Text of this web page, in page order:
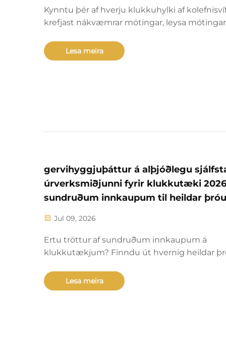
Kynntu þér af hverju klukkuhylki af
krefjast nákvæmrar mótingar, leysa
Lærðu um verkfræðilegar viðskiptaákvörðunir,
lausnir á raunverulegum villaatriðum og
Lesa meira
gervihyggjuþáttur á alþjóðlegu
úrverksmiðjunni fyrir klukkutæki
sundruðum innkaupum til heildar
Jul 09, 2026
Ertu tröttur af sundruðum innkaupum á
klukkutækjum? Finndu út hvernig heildar
lækkar hlutfall gæðaprófunarskeiða um 3% og
lækkar heildarkostnað þróunar um 30–40%.
Lesa meira